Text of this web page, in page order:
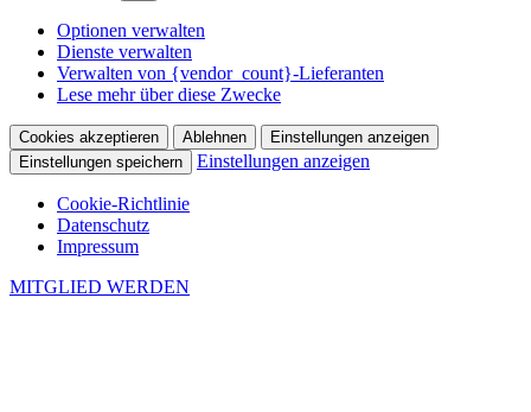
Optionen verwalten
Dienste verwalten
Verwalten von {vendor_count}-Lieferanten
Lese mehr über diese Zwecke
Cookies akzeptieren Ablehnen
Einstellungen anzeigen
Einstellungen speichern
Einstellungen anzeigen
Cookie-Richtlinie
Datenschutz
Impressum
MITGLIED WERDEN